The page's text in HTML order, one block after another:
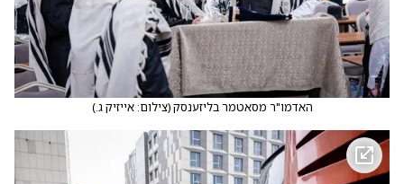
האדמו"ר מסאטמר בליזענסק(צילום: אייזיק ג.)